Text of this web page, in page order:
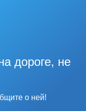
дороге, не
о ней!